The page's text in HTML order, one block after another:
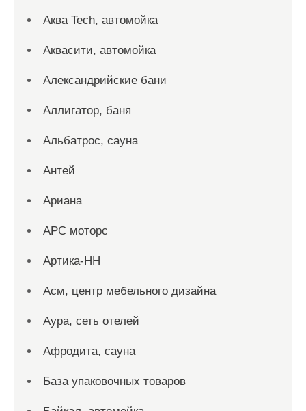
Аква Tech, автомойка
Аквасити, автомойка
Александрийские бани
Аллигатор, баня
Альбатрос, сауна
Антей
Ариана
АРС моторс
Артика-НН
Асм, центр мебельного дизайна
Аура, сеть отелей
Афродита, сауна
База упаковочных товаров